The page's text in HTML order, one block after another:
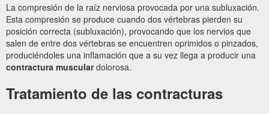
La compresión de la raíz nerviosa provocada por una subluxación.
Esta compresión se produce cuando dos vértebras pierden su
posición correcta (subluxación), provocando que los nervios que
salen de entre dos vértebras se encuentren oprimidos o pinzados,
produciéndoles una inflamación que a su vez llega a producir una
contractura musculardolorosa.
Tratamiento de las contracturas